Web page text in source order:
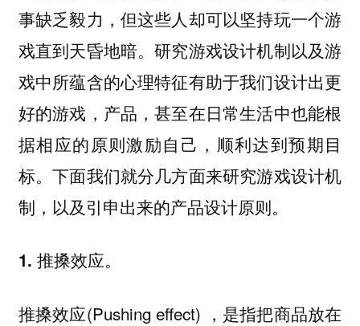
事缺乏毅力，但这些人却可以坚持玩一个游
戏直到天昏地暗。研究游戏设计机制以及游
戏中所蕴含的心理特征有助于我们设计出更
好的游戏，产品，甚至在日常生活中也能根
据相应的原则激励自己，顺利达到预期目
标。下面我们就分几方面来研究游戏设计机
制，以及引申出来的产品设计原则。
1. 推搡效应。
推搡效应(Pushing effect) ，是指把商品放在